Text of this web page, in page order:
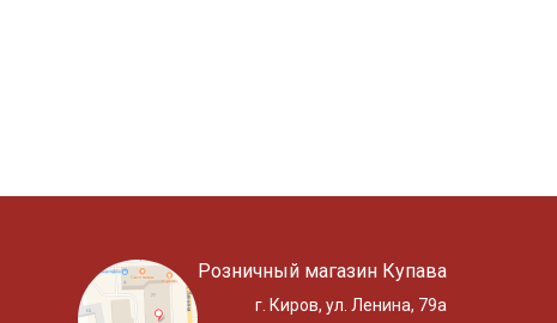
Розничный магазин Купава
г. Киров, ул. Ленина, 79а